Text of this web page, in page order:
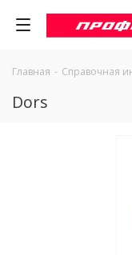
Главная - Справочная
Dors